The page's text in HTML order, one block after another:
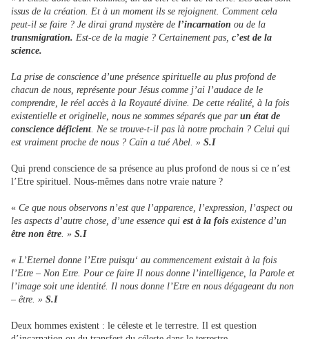
issus de la création. Et à un moment ils se rejoignent. Comment cela
peut-il se faire ? Je dirai grand mystère de l’incarnation ou de la
transmigration. Est-ce de la magie ? Certainement pas, c’est de la
science.
La prise de conscience d’une présence spirituelle au plus profond de
chacun de nous, représente pour Jésus comme j’ai l’audace de le
comprendre, le réel accès à la Royauté divine. De cette réalité, à la fois
existentielle et originelle, nous ne sommes séparés que par un état de
conscience déficient. Ne se trouve-t-il pas là notre prochain ? Celui qui
est vraiment proche de nous ? Caïn a tué Abel. » S.I
Qui prend conscience de sa présence au plus profond de nous si ce n’est
l’Etre spirituel. Nous-mêmes dans notre vraie nature ?
« Ce que nous observons n’est que l’apparence, l’expression, l’aspect ou
les aspects d’autre chose, d’une essence qui est à la fois existence d’un
être non être. » S.I
« L’Eternel donne l’Etre puisqu‘ au commencement existait à la fois
l’Etre – Non Etre. Pour ce faire Il nous donne l’intelligence, la Parole et
l’image soit une identité. Il nous donne l’Etre en nous dégageant du non
– être. » S.I
Deux hommes existent : le céleste et le terrestre. Il est question